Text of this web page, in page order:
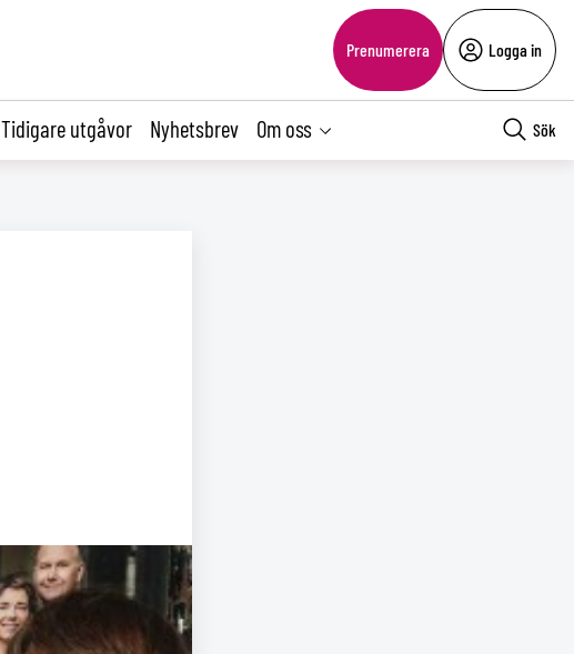
Prenumerera Logga in
Tidigare utgåvor Nyhetsbrev Om oss Sök